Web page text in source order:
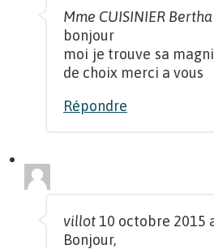
Mme CUISINIER Bertha
bonjour
moi je trouve sa
de choix merci a vous
Répondre
villot 10 octobre 2015
Bonjour,